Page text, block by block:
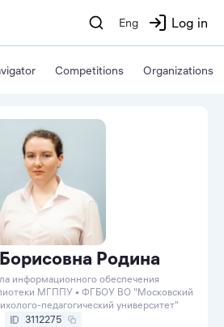
Eng Log in
Competitions Organizations
Родина
информационного обеспечения
МГППУ • ФГБОУ ВО "Московский
педагогический университет"
3112275